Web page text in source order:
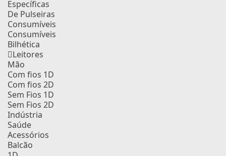
Específicas
De Pulseiras
Consumíveis
Consumíveis
Bilhética
Leitores
Mão
Com fios 1D
Com fios 2D
Sem Fios 1D
Sem Fios 2D
Indústria
Saúde
Acessórios
Balcão